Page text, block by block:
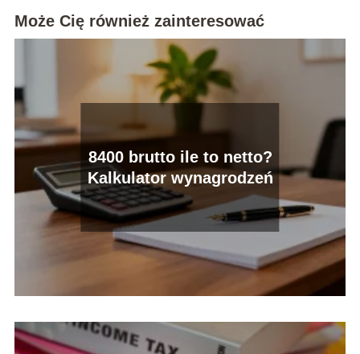
Może Cię również zainteresować
8400 brutto ile to netto?
Kalkulator wynagrodzeń